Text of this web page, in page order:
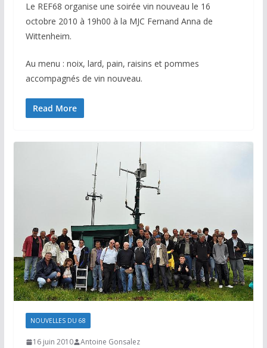
Le REF68 organise une soirée vin nouveau le 16
octobre 2010 à 19h00 à la MJC Fernand Anna de
Wittenheim.
Au menu : noix, lard, pain, raisins et pommes
accompagnés de vin nouveau.
Read More
NOUVELLES DU 68
16 juin 2010 Antoine Gonsalez